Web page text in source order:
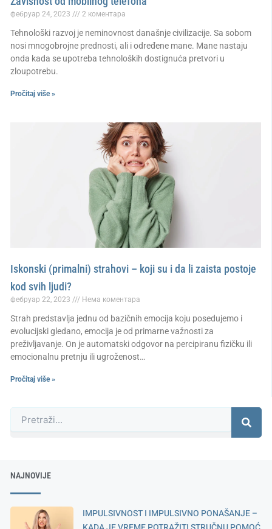
фебруар 24, 2023 2 коментара
Tehnološki razvoj je neminovnost današnje civilizacije. Sa sobom
nosi mnogobrojne prednosti, ali i određene mane. Mane nastaju
onda kada se upotreba tehnoloških dostignuća pretvori u
zloupotrebu.
Pročitaj više »
Iskonski (primalni) strahovi – koji su i da li zaista postoje
kod svih ljudi?
фебруар 22, 2023 Нема коментара
Strah predstavlja jednu od bazičnih emocija koju posedujemo i
evolucijski gledano, emocija je od primarne važnosti za
preživljavanje. On je automatski odgovor na percipiranu fizičku ili
emocionalnu pretnju ili ugroženost…
Pročitaj više »
NAJNOVIJE
IMPULSIVNOST I IMPULSIVNO PONAŠANJE –